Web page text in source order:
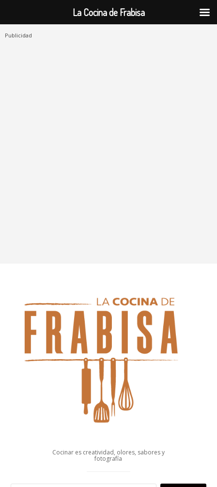
Publicidad
Cocinar es creatividad, olores, sabores y
fotografía
La Cocina de Frabisa